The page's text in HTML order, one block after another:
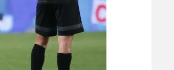
תקנון פעילות ספורט 1
רשיון להקרנה פומבית לבית עסק
הצטרפות לחבילת הערוצים
לוח דרושים – ג'ובנט